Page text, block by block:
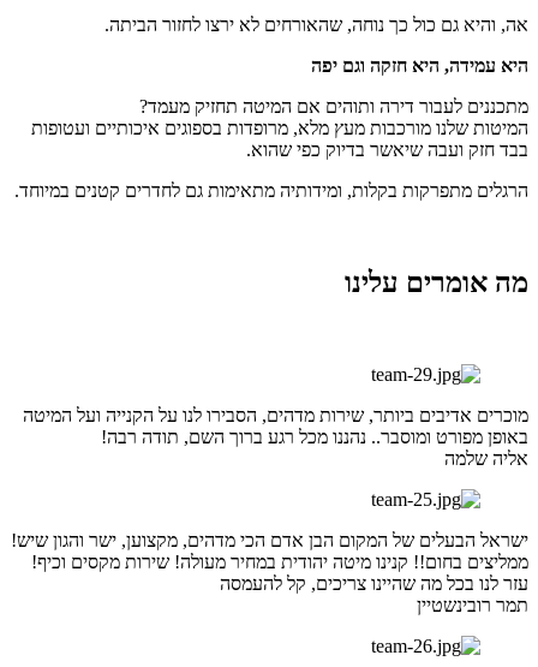
אה, והיא גם כול כך נוחה, שהאורחים לא ירצו לחזור הביתה.
היא עמידה, היא חזקה וגם יפה
מתכננים לעבור דירה ותוהים אם המיטה תחזיק מעמד?
המיטות שלנו מורכבות מעץ מלא, מרופדות בספוגים איכותיים ועטופות
בבד חזק ועבה שיאשר בדיוק כפי שהוא.
הרגלים מתפרקות בקלות, ומידותיה מתאימות גם לחדרים קטנים במיוחד.
מה אומרים עלינו
מוכרים אדיבים ביותר, שירות מדהים, הסבירו לנו על הקנייה ועל המיטה
באופן מפורט ומוסבר.. נהננו מכל רגע ברוך השם, תודה רבה!
אליה שלמה
ישראל הבעלים של המקום הבן אדם הכי מדהים, מקצוען, ישר והגון שיש!
ממליצים בחום!! קנינו מיטה יהודית במחיר מעולה! שירות מקסים וכיף!
עזר לנו בכל מה שהיינו צריכים, קל להעמסה
תמר רובינשטיין